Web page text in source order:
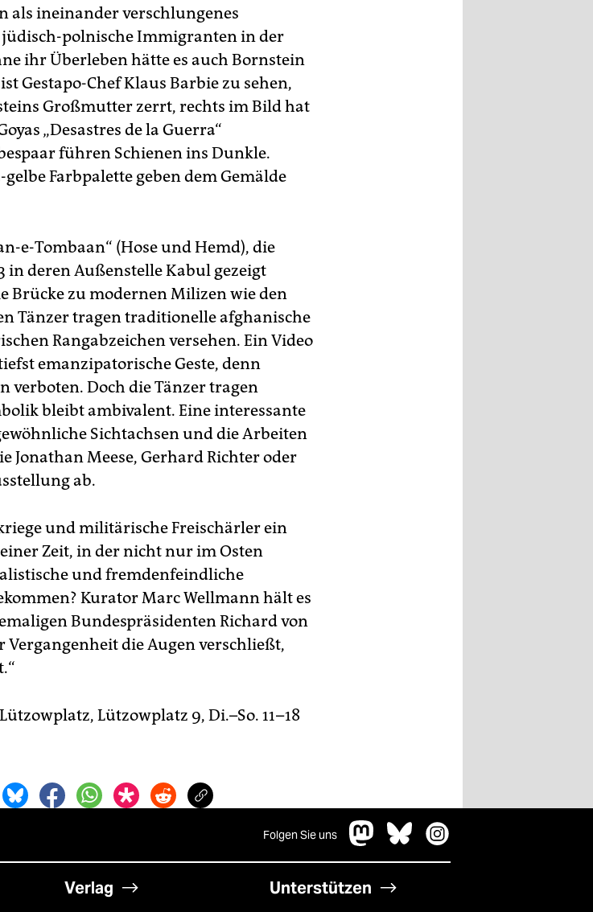
als ineinander verschlungenes
jüdisch-polnische Immigranten in der
ihr Überleben hätte es auch Bornstein
Gestapo-Chef Klaus Barbie zu sehen,
Großmutter zerrt, rechts im Bild hat
„Desastres de la Guerra“
führen Schienen ins Dunkle.
Farbpalette geben dem Gemälde
e-Tombaan“ (Hose und Hemd), die
in deren Außenstelle Kabul gezeigt
Brücke zu modernen Milizen wie den
Tänzer tragen traditionelle afghanische
Rangabzeichen versehen. Ein Video
emanzipatorische Geste, denn
verboten. Doch die Tänzer tragen
bleibt ambivalent. Eine interessante
Sichtachsen und die Arbeiten
Meese, Gerhard Richter oder
ab.
und militärische Freischärler ein
Zeit, in der nicht nur im Osten
und fremdenfeindliche
Kurator Marc Wellmann hält es
Bundespräsidenten Richard von
Vergangenheit die Augen verschließt,
Lützowplatz 9, Di.–So. 11–18
Folgen Sie uns
Verlag Unterstützen